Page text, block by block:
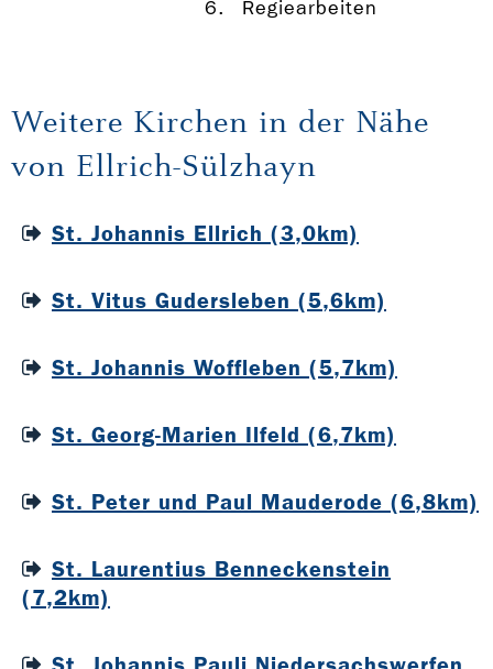
Regiearbeiten
Weitere Kirchen in der Nähe
von Ellrich-Sülzhayn
St. Johannis Ellrich (3,0km)
St. Vitus Gudersleben (5,6km)
St. Johannis Woffleben (5,7km)
St. Georg-Marien Ilfeld (6,7km)
St. Peter und Paul Mauderode (6,8km)
St. Laurentius Benneckenstein
(7,2km)